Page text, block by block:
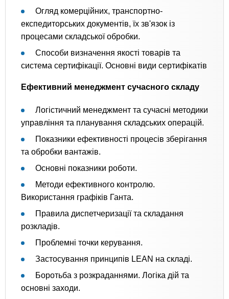
Огляд комерційних, транспортно-
експедиторських документів, їх зв'язок із
процесами складської обробки.
Способи визначення якості товарів та
система сертифікації. Основні види сертифікатів
Ефективний менеджмент сучасного складу
Логістичний менеджмент та сучасні методики
управління та планування складських операцій.
Показники ефективності процесів зберігання
та обробки вантажів.
Основні показники роботи.
Методи ефективного контролю.
Використання графіків Ганта.
Правила диспетчеризації та складання
розкладів.
Проблемні точки керування.
Застосування принципів LEAN на складі.
Боротьба з розкраданнями. Логіка дій та
основні заходи.